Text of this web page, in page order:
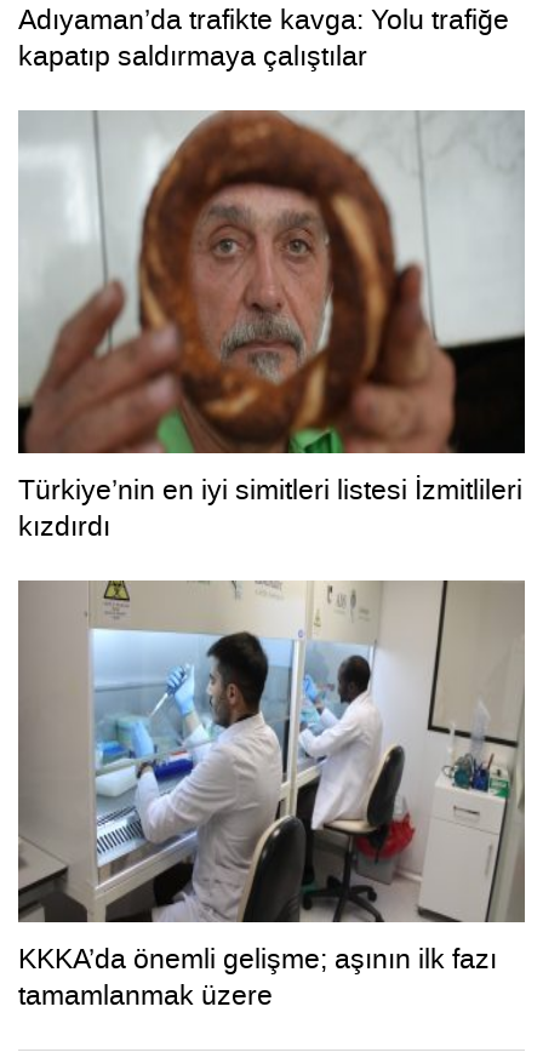
Adıyaman’da trafikte kavga: Yolu trafiğe
kapatıp saldırmaya çalıştılar
Türkiye’nin en iyi simitleri listesi İzmitlileri
kızdırdı
KKKA’da önemli gelişme; aşının ilk fazı
tamamlanmak üzere